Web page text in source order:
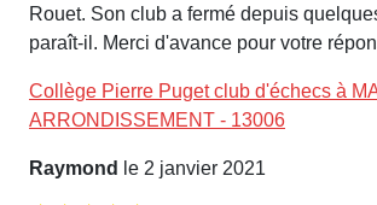
Rouet. Son club a fermé depuis
paraît-il. Merci d'avance pour votre
Collège Pierre Puget club d'échecs à
ARRONDISSEMENT - 13006
Raymond le 2 janvier 2021